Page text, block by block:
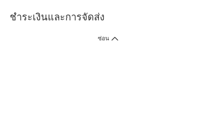
ชำระเงินและการจัดส่ง
ซ่อน